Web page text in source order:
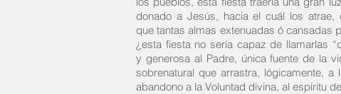
donado a Jesús, hacia el cuál los
que tantas almas extenuadas ó cansadas
¿esta fiesta no sería capaz de llamarlas
y generosa al Padre, única fuente de la
sobrenatural que arrastra, lógicamente,
abandono a la Voluntad divina, al espíritu